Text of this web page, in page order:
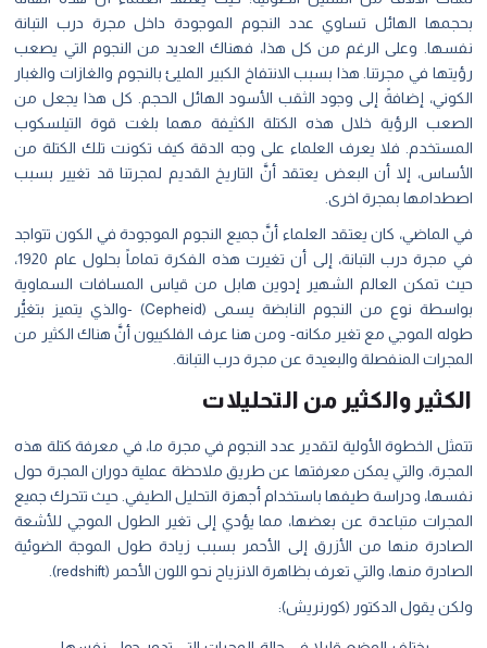
بحجمها الهائل تساوي عدد النجوم الموجودة داخل مجرة درب التبانة
نفسها. وعلى الرغم من كل هذا، فهناك العديد من النجوم التي يصعب
رؤيتها في مجرتنا. هذا بسبب الانتفاخ الكبير المليئ بالنجوم والغازات والغبار
الكوني، إضافةً إلى وجود الثقب الأسود الهائل الحجم. كل هذا يجعل من
الصعب الرؤية خلال هذه الكتلة الكثيفة مهما بلغت قوة التيلسكوب
المستخدم. فلا يعرف العلماء على وجه الدقة كيف تكونت تلك الكتلة من
الأساس، إلا أن البعض يعتقد أنَّ التاريخ القديم لمجرتنا قد تغيير بسبب
اصطدامها بمجرة اخرى.
في الماضي، كان يعتقد العلماء أنَّ جميع النجوم الموجودة في الكون تتواجد
في مجرة درب التبانة، إلى أن تغيرت هذه الفكرة تماماً بحلول عام 1920،
حيث تمكن العالم الشهير إدوين هابل من قياس المسافات السماوية
بواسطة نوع من النجوم النابضة يسمى (Cepheid) -والذي يتميز بتغيُّر
طوله الموجي مع تغير مكانه- ومن هنا عرف الفلكييون أنَّ هناك الكثير من
المجرات المنفصلة والبعيدة عن مجرة درب التبانة.
الكثير والكثير من التحليلات
تتمثل الخطوة الأولية لتقدير عدد النجوم في مجرة ما، في معرفة كتلة هذه
المجرة، والتي يمكن معرفتها عن طريق ملاحظة عملية دوران المجرة حول
نفسها، ودراسة طيفها باستخدام أجهزة التحليل الطيفي. حيث تتحرك جميع
المجرات متباعدة عن بعضها، مما يؤدي إلى تغير الطول الموجي للأشعة
الصادرة منها من الأزرق إلى الأحمر بسبب زيادة طول الموجة الضوئية
الصادرة منها، والتي تعرف بظاهرة الانزياح نحو اللون الأحمر (redshift
).
ولكن يقول الدكتور (كورنريش):